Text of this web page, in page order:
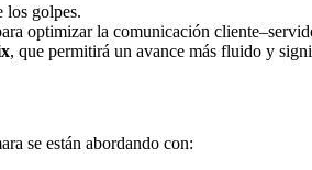
los golpes.
optimizar la comunicación
, que permitirá un avance más fluido y
se están abordando con: